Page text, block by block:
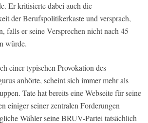
Er kritisierte dabei auch die
der Berufspolitikerkaste und versprach,
falls er seine Versprechen nicht nach 45
würde.
einer typischen Provokation des
anhörte, scheint sich immer mehr als
Tate hat bereits eine Webseite für seine
einiger seiner zentralen Forderungen
Wähler seine BRUV-Partei tatsächlich